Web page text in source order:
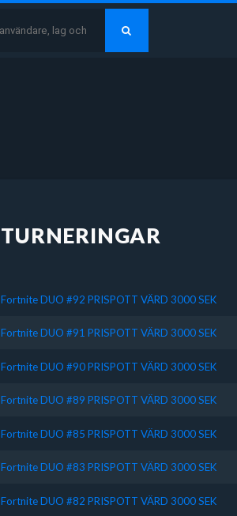
TURNERINGAR
Fortnite DUO #92 PRISPOTT VÄRD 3000 SEK
Fortnite DUO #91 PRISPOTT VÄRD 3000 SEK
Fortnite DUO #90 PRISPOTT VÄRD 3000 SEK
Fortnite DUO #89 PRISPOTT VÄRD 3000 SEK
Fortnite DUO #85 PRISPOTT VÄRD 3000 SEK
Fortnite DUO #83 PRISPOTT VÄRD 3000 SEK
Fortnite DUO #82 PRISPOTT VÄRD 3000 SEK